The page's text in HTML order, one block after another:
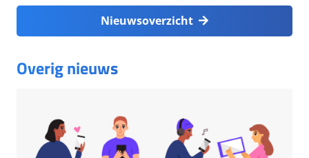
Nieuwsoverzicht
Overig nieuws